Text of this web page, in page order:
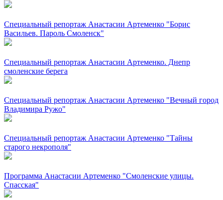
Специальный репортаж Анастасии Артеменко "Борис
Васильев. Пароль Смоленск"
Специальный репортаж Анастасии Артеменко. Днепр
смоленские берега
Специальный репортаж Анастасии Артеменко "Вечный город
Владимира Ружо"
Специальный репортаж Анастасии Артеменко "Тайны
старого некрополя"
Программа Анастасии Артеменко "Смоленские улицы.
Спасская"